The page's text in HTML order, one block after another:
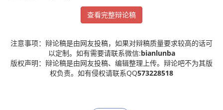
查看完整辩论稿
注意事项：辩论稿是由网友投稿，如果对辩稿质量要求较高的话可
以定制。如有需要请联系微信:bianlunba
版权声明：辩论稿是由网友投稿、编辑整理上传。辩论吧不为其版
权负责。如有侵权请联系QQ573228518